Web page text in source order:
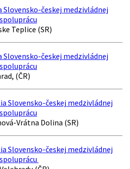
českej medzivládnej
Teplice (SR)
českej medzivládnej
(ČR)
Slovensko-českej medzivládnej
Vrátna Dolina (SR)
Slovensko-českej medzivládnej